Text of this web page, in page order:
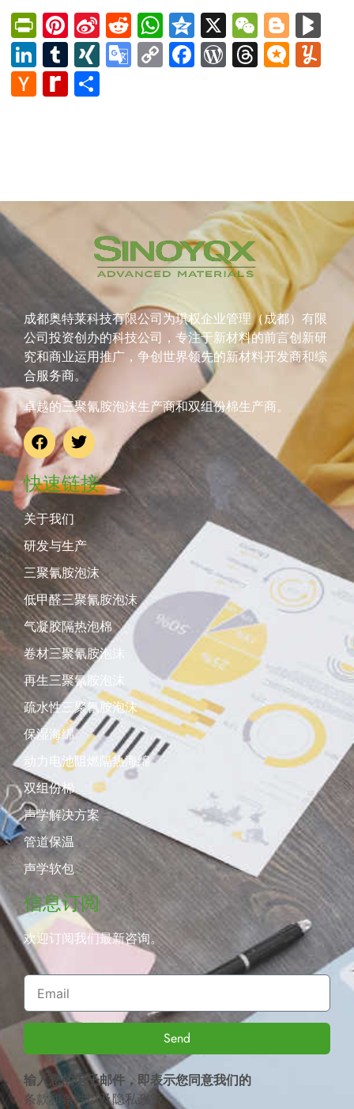
PrintFriendly
Pinterest
Sina
Weibo
Reddit
WhatsApp
Qzone
X WeChat
LinkedIn
Tumblr
XINGGoogle
CopyFacebook
WordPress
Hacker
Rediff
成都奥特莱科技有限公司为琪权企业管理（成都）有限
公司投资创办的科技公司，专注于新材料的前言创新研
究和商业运用推广，争创世界领先的新材料开发商和综
合服务商。
卓越的三聚氰胺泡沫生产商和双组份棉生产商。
快速链接
关于我们
研发与生产
三聚氰胺泡沫
低甲醛三聚氰胺泡沫
气凝胶隔热泡棉
卷材三聚氰胺泡沫
再生三聚氰胺泡沫
疏水性三聚氰胺泡沫
保湿海绵
动力电池阻燃隔热海绵
双组份棉
声学解决方案
管道保温
声学软包
信息订阅
欢迎订阅我们最新咨询。
Send
输入您的电子邮件，即表示您同意我们的
条款和条件以及隐私政策。